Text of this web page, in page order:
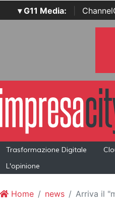
▾ G11 Media:
Trasformazione Digitale
L'opinione
Home news Arriva il